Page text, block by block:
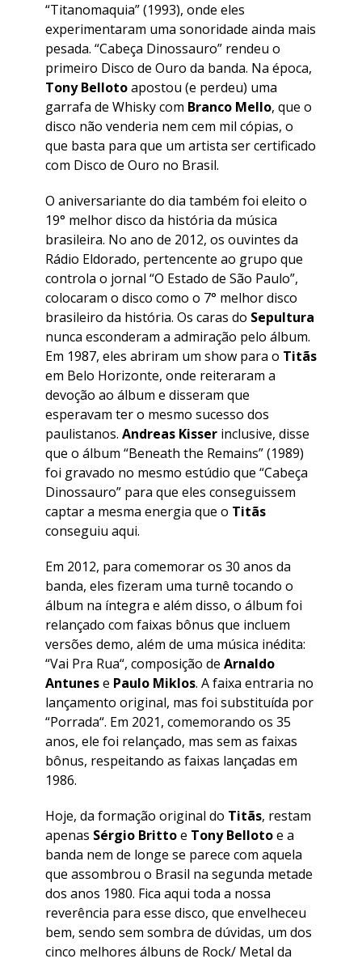
“Titanomaquia” (1993), onde eles
experimentaram uma sonoridade ainda mais
pesada. “Cabeça Dinossauro” rendeu o
primeiro Disco de Ouro da banda. Na época,
Tony Bellotoapostou (e perdeu) uma
garrafa de Whisky com Branco Mello, que o
disco não venderia nem cem mil cópias, o
que basta para que um artista ser certificado
com Disco de Ouro no Brasil.
O aniversariante do dia também foi eleito o
19° melhor disco da história da música
brasileira. No ano de 2012, os ouvintes da
Rádio Eldorado, pertencente ao grupo que
controla o jornal “O Estado de São Paulo”,
colocaram o disco como o 7° melhor disco
brasileiro da história. Os caras do Sepultura
nunca esconderam a admiração pelo álbum.
Em 1987, eles abriram um show para o Titãs
em Belo Horizonte, onde reiteraram a
devoção ao álbum e disseram que
esperavam ter o mesmo sucesso dos
paulistanos. Andreas Kisser inclusive, disse
que o álbum “Beneath the Remains” (1989)
foi gravado no mesmo estúdio que “Cabeça
Dinossauro” para que eles conseguissem
captar a mesma energia que o Titãs
conseguiu aqui.
Em 2012, para comemorar os 30 anos da
banda, eles fizeram uma turnê tocando o
álbum na íntegra e além disso, o álbum foi
relançado com faixas bônus que incluem
versões demo, além de uma música inédita:
“Vai Pra Rua“, composição de Arnaldo
Antunese Paulo Miklos. A faixa entraria no
lançamento original, mas foi substituída por
“Porrada“. Em 2021, comemorando os 35
anos, ele foi relançado, mas sem as faixas
bônus, respeitando as faixas lançadas em
1986.
Hoje, da formação original do Titãs, restam
apenas Sérgio Brittoe Tony Bellotoe a
banda nem de longe se parece com aquela
que assombrou o Brasil na segunda metade
dos anos 1980. Fica aqui toda a nossa
reverência para esse disco, que envelheceu
bem, sendo sem sombra de dúvidas, um dos
cinco melhores álbuns de Rock/ Metal da